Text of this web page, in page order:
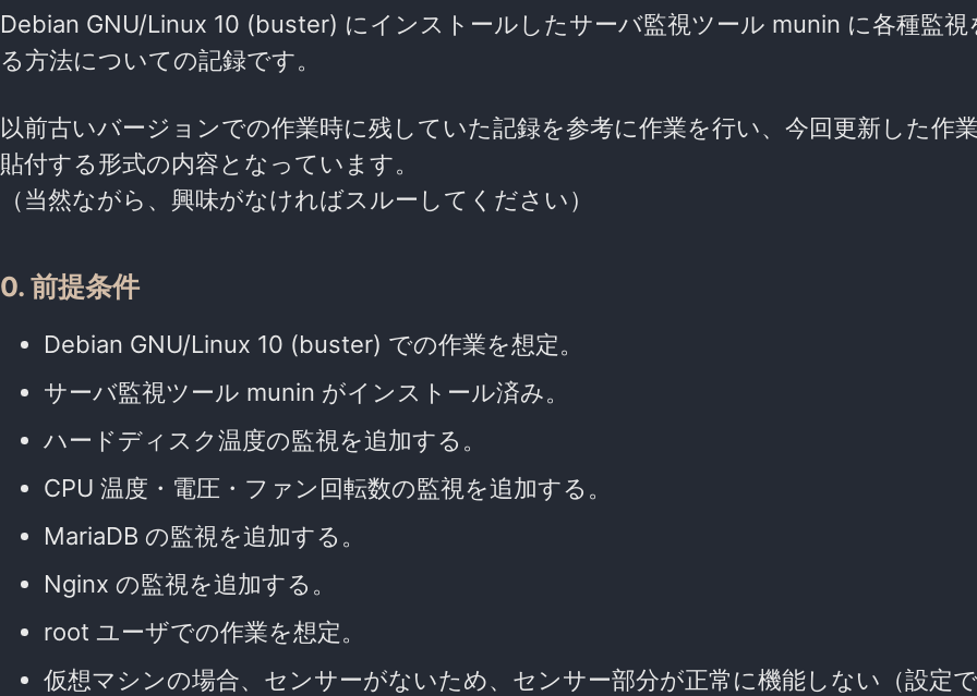
Debian GNU/Linux 10 (buster) にインストールしたサーバ監視ツール munin に各種監視
る方法についての記録です。
以前古いバージョンでの作業時に残していた記録を参考に作業を行い、今回更新した作
貼付する形式の内容となっています。
（当然ながら、興味がなければスルーしてください）
0. 前提条件
Debian GNU/Linux 10 (buster) での作業を想定。
サーバ監視ツール munin がインストール済み。
ハードディスク温度の監視を追加する。
CPU 温度・電圧・ファン回転数の監視を追加する。
MariaDB の監視を追加する。
Nginx の監視を追加する。
root ユーザでの作業を想定。
仮想マシンの場合、センサーがないため、センサー部分が正常に機能しない（設定